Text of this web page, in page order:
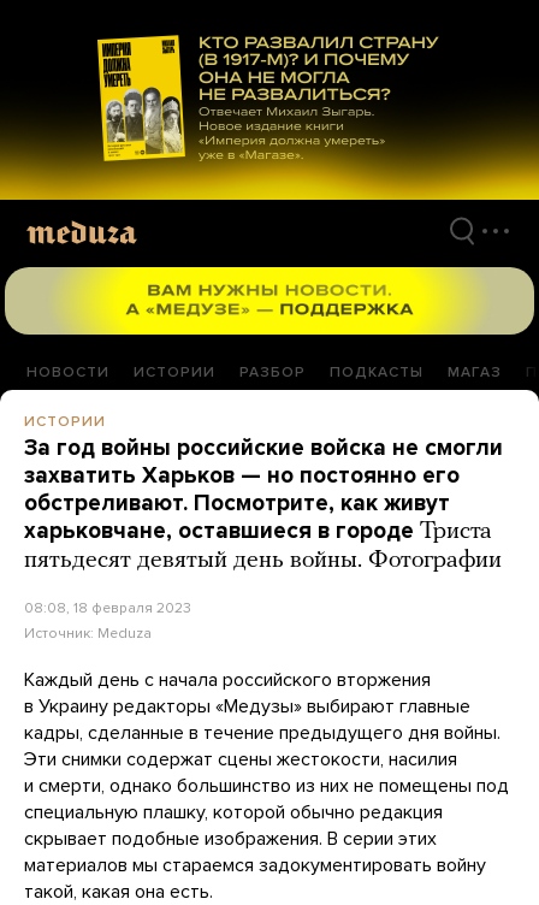
материалам
НОВОСТИ ИСТОРИИ РАЗБОР ПОДКАСТЫ МАГАЗ
ИСТОРИИ
За год войны российские войска не смогли
захватить Харьков — но постоянно его
обстреливают. Посмотрите, как живут
харьковчане, оставшиеся в городе Триста
пятьдесят девятый день войны. Фотографии
08:08, 18 февраля 2023
Источник: Meduza
Каждый день с начала российского вторжения
в Украину редакторы «Медузы» выбирают главные
кадры, сделанные в течение предыдущего дня войны.
Эти снимки содержат сцены жестокости, насилия
и смерти, однако большинство из них не помещены под
специальную плашку, которой обычно редакция
скрывает подобные изображения. В серии этих
материалов мы стараемся задокументировать войну
такой, какая она есть.